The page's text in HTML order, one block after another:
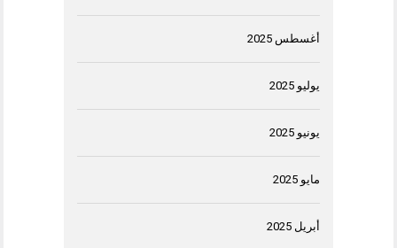
أغسطس 2025
يوليو 2025
يونيو 2025
مايو 2025
أبريل 2025